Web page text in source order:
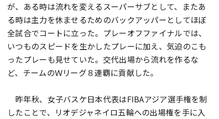
が、ある時は流れを変えるスーパーサブとして、またあ
る時は主力を休ませるためのバックアッパーとしてほぼ
全試合でコートに立った。プレーオフファイナルでは、
いつものスピードを生かしたプレーに加え、気迫のこも
ったプレーも見せていた。交代出場から流れを作るな
ど、チームのＷリーグ８連覇に貢献した。
昨年秋、女子バスケ日本代表はFIBAアジア選手権を制
したことで、リオデジャネイロ五輪への出場権を手に入